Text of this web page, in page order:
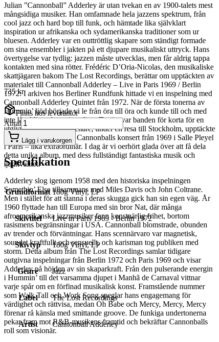
Julian ”Cannonball” Adderley är utan tvekan en av 1900-talets mest
mångsidiga musiker. Han omfamnade hela jazzens spektrum, från
cool jazz och hard bop till funk, och hämtade lika självklart
inspiration ur afrikanska och sydamerikanska traditioner som ur
bluesen. Adderley var en outtröttlig skapare som ständigt formade
om sina ensembler i jakten på ett djupare musikaliskt uttryck. Hans
övertygelse var tydlig: jazzen måste utvecklas, men får aldrig tappa
kontakten med sina rötter. Frédéric D’Oria-Nicolas, den musikaliske
skattjägaren bakom The Lost Recordings, berättar om upptäckten av
materialet till Cannonball Adderley – Live in Paris 1969 / Berlin
1972: I arkiven hos Berliner Rundfunk hittade vi en inspelning med
Cannonball Adderley Quintet från 1972. När de första tonerna av
Hummin’ ljöd började vi le från öra till öra och kunde till och med
inte låta bli att dansa i studion. Tyvärr var banden för korta för en
utgivning. Först ett år senare, under en resa till Stockholm, upptäckte
vi ytterligare ett band – Cannonballs konsert från 1969 i Salle Pleyel
i Paris – lika extraordinär. I dag är vi oerhört glada över att få dela
detta unika album, med dess fullständigt fantastiska musik och
ljudkvalitet.
Adderley slog igenom 1958 med den historiska inspelningen
Somethin’ Else tillsammans med Miles Davis och John Coltrane.
Men i stället för att stanna i deras skugga gick han sin egen väg. År
1960 flyttade han till Europa med sin bror Nat, där många
afroamerikanska jazzmusiker fann konstnärlig frihet, bortom
rasismens begränsningar i USA. Cannonball blomstrade, obunden
av trender och förväntningar. Hans scennärvaro var magnetisk,
soundet kraftfullt och sensuellt, och karisman tog publiken med
storm. Detta album från The Lost Recordings samlar tidigare
outgivna inspelningar från Berlin 1972 och Paris 1969 och visar
Adderley på höjden av sin skaparkraft. Från den pulserande energin
i Hummin’ till det varsamma djupet i Manhã de Carnaval vittnar
varje spår om en förfinad musikalisk konst. Framstående nummer
som Walk Tall och Work Song speglar hans engagemang för
värdighet och rättvisa, medan Oh Babe och Mercy, Mercy, Mercy
förenar rå känsla med smittande groove. De funkiga undertonerna
pekar fram mot R&B-musikens framtid och bekräftar Cannonballs
roll som visionär.
735 kr
Finns hos leverantör
Antal
Lägg i varukorgen
Specifikation
Grundformat 180g Vinyl, LP
Skivtitel Live in Paris 1969 - Berlin 1972
Skivtyp 180g Vinyl, LP
Genre Jazz
Label The Lost Recordings
Artist Cannonball Adderley